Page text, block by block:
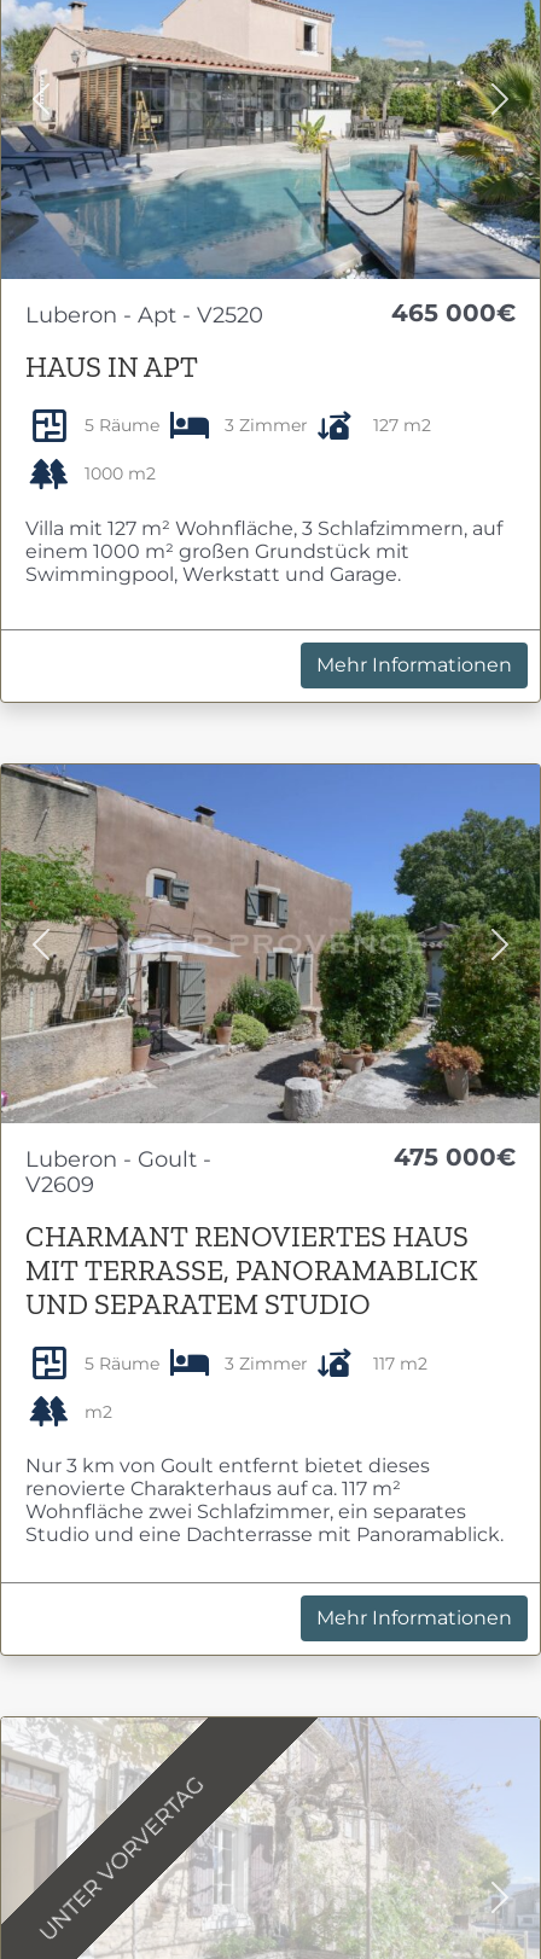
Previous
Luberon - Apt - V2520 465 000€
HAUS IN APT
5 Räume 3 Zimmer 127 m2
1000 m2
Villa mit 127 m² Wohnfläche, 3 Schlafzimmern, auf
einem 1000 m² großen Grundstück mit
Swimmingpool, Werkstatt und Garage.
Mehr Informationen
Previous
Luberon - Goult -
V2609
475 000€
CHARMANT RENOVIERTES HAUS
MIT TERRASSE, PANORAMABLICK
UND SEPARATEM STUDIO
5 Räume 3 Zimmer 117 m2
m2
Nur 3 km von Goult entfernt bietet dieses
renovierte Charakterhaus auf ca. 117 m²
Wohnfläche zwei Schlafzimmer, ein separates
Studio und eine Dachterrasse mit Panoramablick.
Mehr Informationen
UNTER VORVERTAG
Previous